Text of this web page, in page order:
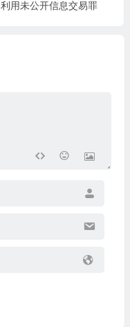
利用未公开信息交易罪